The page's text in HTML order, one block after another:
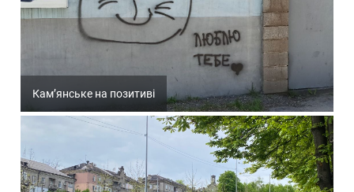
Кам’янське на позитиві